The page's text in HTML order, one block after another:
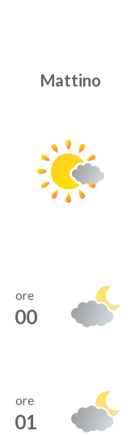
Mattino
ore
00
ore
01